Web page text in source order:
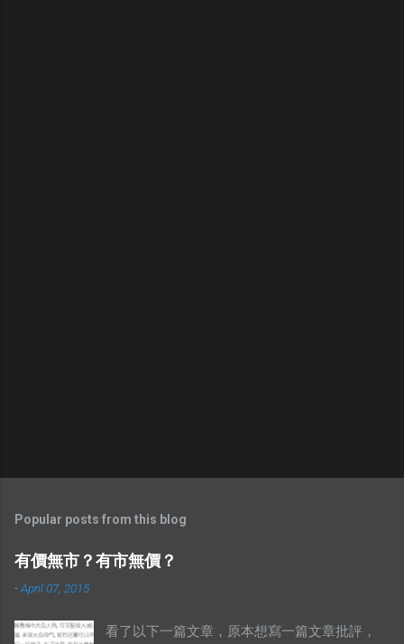
Popular posts from this blog
有價無市？有市無價？
-April 07, 2015
看了以下一篇文章，原本想寫一篇文章批評，